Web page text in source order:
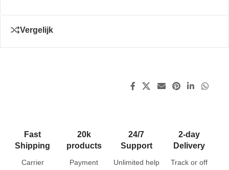
Vergelijk
Fast
Shipping
Carrier
20k
products
Payment
24/7
Support
Unlimited help
2-day
Delivery
Track or off